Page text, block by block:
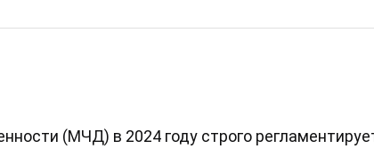
(МЧД) в 2024 году строго